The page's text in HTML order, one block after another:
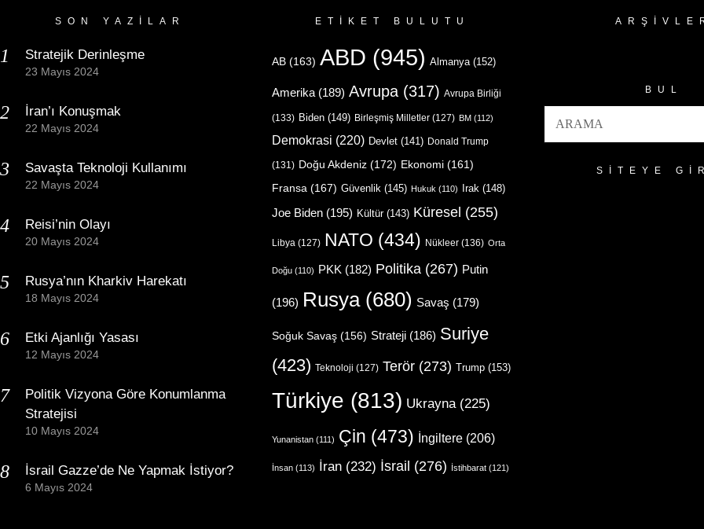
SON YAZILAR
Stratejik Derinleşme
23 Mayıs 2024
İran’ı Konuşmak
22 Mayıs 2024
Savaşta Teknoloji Kullanımı
22 Mayıs 2024
Reisi’nin Olayı
20 Mayıs 2024
Rusya’nın Kharkiv Harekatı
18 Mayıs 2024
Etki Ajanlığı Yasası
12 Mayıs 2024
Politik Vizyona Göre Konumlanma
Stratejisi
10 Mayıs 2024
İsrail Gazze’de Ne Yapmak İstiyor?
6 Mayıs 2024
ETIKET BULUTU
AB (163) ABD (945) Almanya(152)
Amerika (189) Avrupa (317) Avrupa Birliği
(133) Biden (149) Birleşmiş Milletler (127) BM (112)
Demokrasi (220) Devlet (141) Donald Trump
(131) Doğu Akdeniz (172) Ekonomi (161)
Fransa (167) Güvenlik (145) Hukuk (110) Irak (148)
Joe Biden (195) Kültür(143) Küresel (255)
Libya (127) NATO (434) Nükleer (136) Orta
Doğu (110) PKK (182) Politika (267) Putin
(196) Rusya(680) Savaş (179)
Soğuk Savaş (156) Strateji (186) Suriye
(423) Teknoloji (127) Terör (273) Trump (153)
Türkiye (813) Ukrayna(225)
Yunanistan (111) Çin (473) İngiltere (206)
İnsan (113) İran (232) İsrail (276) İstihbarat (121)
BUL
SITEYE